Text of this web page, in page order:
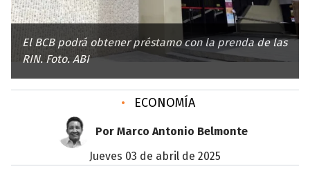
El BCB podrá obtener préstamo con la prenda de las
RIN. Foto. ABI
• ECONOMÍA
Por Marco Antonio Belmonte
jueves 03 de abril de 2025